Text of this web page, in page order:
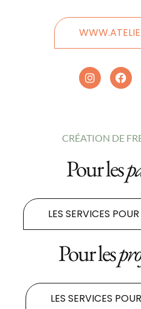
CRÉATION DE
Pour les
LES SERVICES
Pour les
LES SERVICES